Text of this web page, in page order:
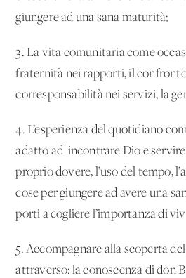
giungere ad una sana maturità;
3. La vita comunitaria come
fraternità nei rapporti, il
corresponsabilità nei servizi, la
4. L’esperienza del quotidiano
adatto ad incontrare Dio e
proprio dovere, l’uso del tempo,
cose per giungere ad avere una
porti a cogliere l’importanza di
5. Accompagnare alla scoperta
attraverso: la conoscenza di don